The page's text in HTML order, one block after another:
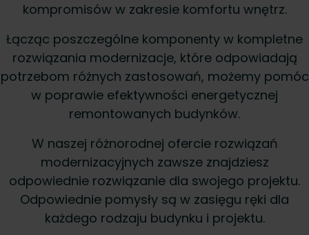
kompromisów w zakresie komfortu wnętrz.
Łącząc poszczególne komponenty w kompletne
rozwiązania modernizacje, które odpowiadają
potrzebom różnych zastosowań, możemy pomóc
w poprawie efektywności energetycznej
remontowanych budynków.
W naszej różnorodnej ofercie rozwiązań
modernizacyjnych zawsze znajdziesz
odpowiednie rozwiązanie dla swojego projektu.
Odpowiednie pomysły są w zasięgu ręki dla
każdego rodzaju budynku i projektu.